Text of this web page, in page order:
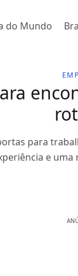
do Mundo
para
e uma